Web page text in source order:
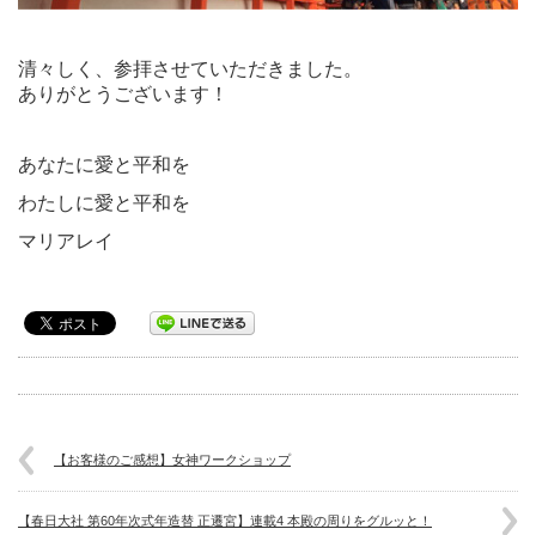
清々しく、参拝させていただきました。
ありがとうございます！
あなたに愛と平和を
わたしに愛と平和を
マリアレイ
【お客様のご感想】女神ワークショップ
【春日大社 第60年次式年造替 正遷宮】連載4 本殿の周りをグルッと！